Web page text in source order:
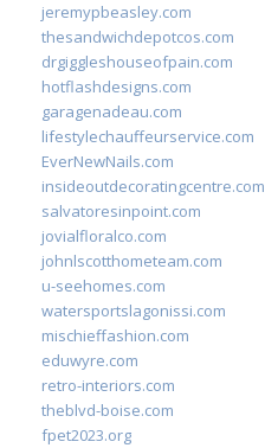
jeremypbeasley.com
thesandwichdepotcos.com
drgiggleshouseofpain.com
hotflashdesigns.com
garagenadeau.com
lifestylechauffeurservice.com
EverNewNails.com
insideoutdecoratingcentre.com
salvatoresinpoint.com
jovialfloralco.com
johnlscotthometeam.com
u-seehomes.com
watersportslagonissi.com
mischieffashion.com
eduwyre.com
retro-interiors.com
theblvd-boise.com
fpet2023.org